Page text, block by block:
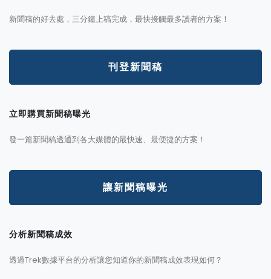
新聞稿的好去處，三分鐘上稿完成，最快接觸最多讀者的方案！
刊登新聞稿
立即購買新聞稿曝光
發一篇新聞稿透通到各大媒體的最快速、最便捷的方案！
讓新聞稿曝光
分析新聞稿成效
透過Trek數據平台的分析讓您知道你的新聞稿成效表現如何？